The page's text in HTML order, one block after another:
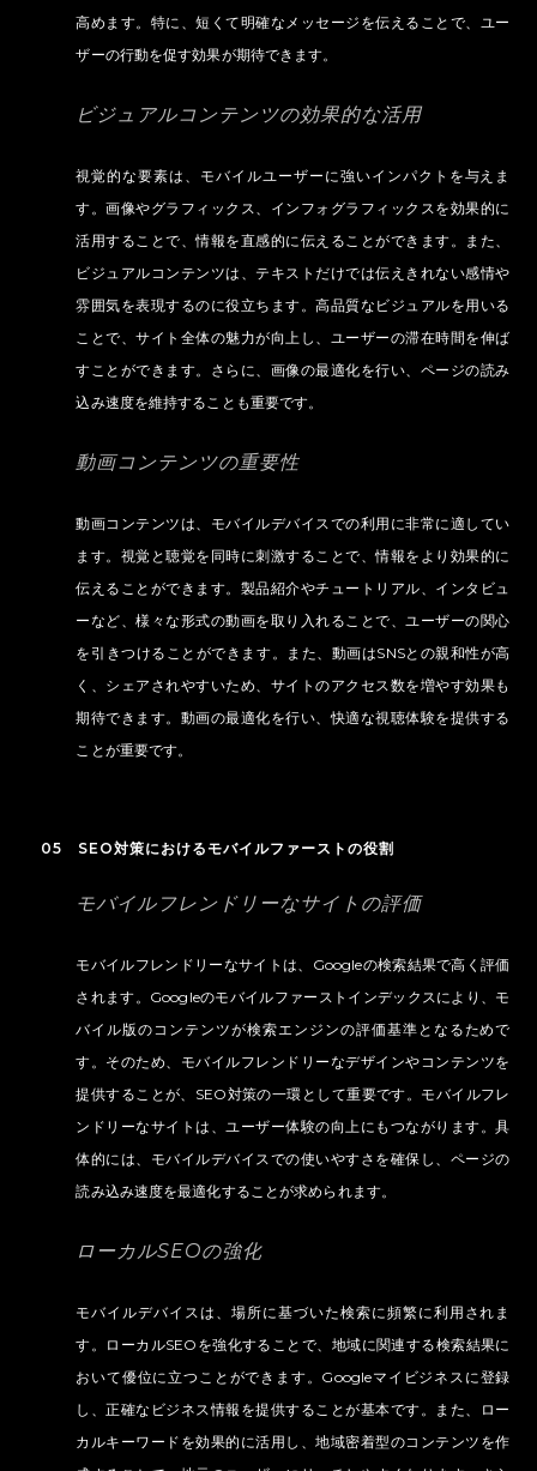
高めます。特に、短くて明確なメッセージを伝えることで、ユー
ザーの行動を促す効果が期待できます。
ビジュアルコンテンツの効果的な活用
視覚的な要素は、モバイルユーザーに強いインパクトを与えま
す。画像やグラフィックス、インフォグラフィックスを効果的に
活用することで、情報を直感的に伝えることができます。また、
ビジュアルコンテンツは、テキストだけでは伝えきれない感情や
雰囲気を表現するのに役立ちます。高品質なビジュアルを用いる
ことで、サイト全体の魅力が向上し、ユーザーの滞在時間を伸ば
すことができます。さらに、画像の最適化を行い、ページの読み
込み速度を維持することも重要です。
動画コンテンツの重要性
動画コンテンツは、モバイルデバイスでの利用に非常に適してい
ます。視覚と聴覚を同時に刺激することで、情報をより効果的に
伝えることができます。製品紹介やチュートリアル、インタビュ
ーなど、様々な形式の動画を取り入れることで、ユーザーの関心
を引きつけることができます。また、動画はSNSとの親和性が高
く、シェアされやすいため、サイトのアクセス数を増やす効果も
期待できます。動画の最適化を行い、快適な視聴体験を提供する
ことが重要です。
05 SEO対策におけるモバイルファーストの役割
モバイルフレンドリーなサイトの評価
モバイルフレンドリーなサイトは、Googleの検索結果で高く評価
されます。Googleのモバイルファーストインデックスにより、モ
バイル版のコンテンツが検索エンジンの評価基準となるためで
す。そのため、モバイルフレンドリーなデザインやコンテンツを
提供することが、SEO対策の一環として重要です。モバイルフレ
ンドリーなサイトは、ユーザー体験の向上にもつながります。具
体的には、モバイルデバイスでの使いやすさを確保し、ページの
読み込み速度を最適化することが求められます。
ローカルSEOの強化
モバイルデバイスは、場所に基づいた検索に頻繁に利用されま
す。ローカルSEOを強化することで、地域に関連する検索結果に
おいて優位に立つことができます。Googleマイビジネスに登録
し、正確なビジネス情報を提供することが基本です。また、ロー
カルキーワードを効果的に活用し、地域密着型のコンテンツを作